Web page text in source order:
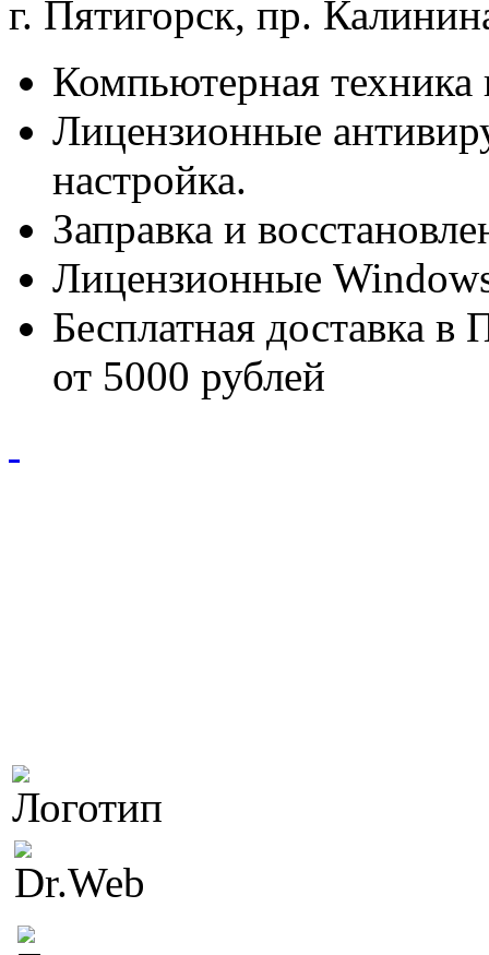
г. Пятигорск, пр.
Компьютерная техника
Лицензионные
настройка.
Заправка и
Лицензионные
Бесплатная доставка в
от 5000 рублей